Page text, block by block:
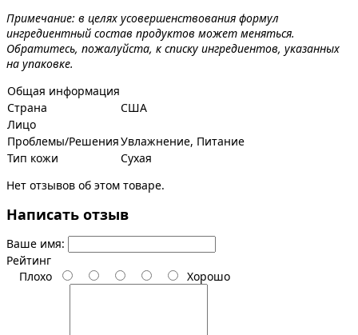
Примечание: в целях усовершенствования формул
ингредиентный состав продуктов может меняться.
Обратитесь, пожалуйста, к списку ингредиентов, указанных
на упаковке.
Общая информация
Страна
США
Лицо
Проблемы/РешенияУвлажнение, Питание
Тип кожи
Сухая
Нет отзывов об этом товаре.
Написать отзыв
Ваше имя:
Рейтинг
Плохо
Хорошо